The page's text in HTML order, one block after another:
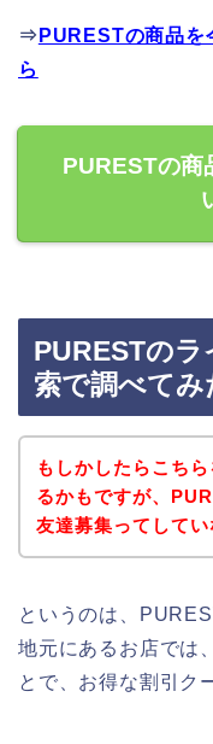
⇒ PURESTの商品を
ら
PURESTの商
PURESTの
索で調べてみ
もしかしたらこち
るかもですが、
友達募集ってしてい
というのは、
地元にあるお店では
とで、お得な割引ク